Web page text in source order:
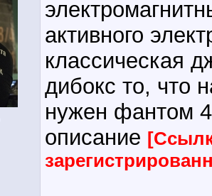
активного
классическая
дибокс то, что
нужен фантом
описание